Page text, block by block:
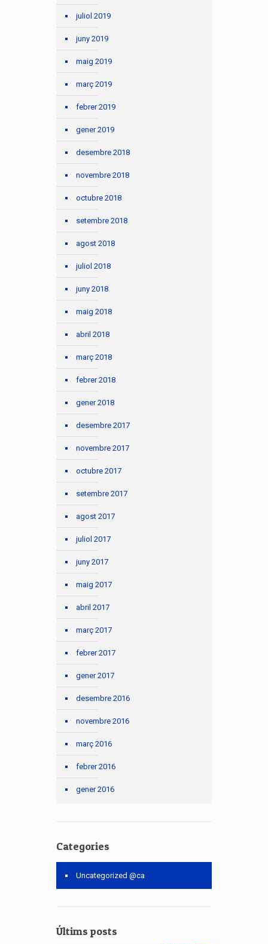
juliol 2019
juny 2019
maig 2019
març 2019
febrer 2019
gener 2019
desembre 2018
novembre 2018
octubre 2018
setembre 2018
agost 2018
juliol 2018
juny 2018
maig 2018
abril 2018
març 2018
febrer 2018
gener 2018
desembre 2017
novembre 2017
octubre 2017
setembre 2017
agost 2017
juliol 2017
juny 2017
maig 2017
abril 2017
març 2017
febrer 2017
gener 2017
desembre 2016
novembre 2016
març 2016
febrer 2016
gener 2016
Categories
Uncategorized @ca
Últims posts